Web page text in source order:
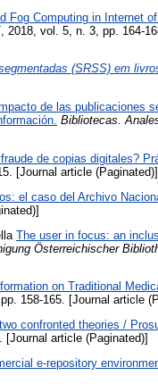
Fog Computing in Internet of
, 2018, vol. 5, n. 3, pp. 164-
(SRSS) em
de las publicaciones
Bibliotecas.
de copias digitales?
[Journal article (Paginated)]
el caso del Archivo
The user in focus: an
Österreichischer
on Traditional
158-165. [Journal article
confronted theories /
article (Paginated)]
e-repository